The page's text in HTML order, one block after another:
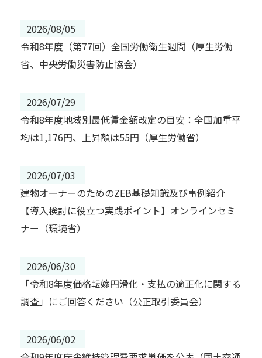
2026/08/05
令和8年度（第77回）全国労働衛生週間（厚生労働
省、中央労働災害防止協会）
2026/07/29
令和8年度地域別最低賃金額改定の目安：全国加重平
均は1,176円、上昇額は55円（厚生労働省）
2026/07/03
建物オーナーのためのZEB基礎知識及び事例紹介
【導入検討に役立つ実践ポイント】オンラインセミ
ナー（環境省）
2026/06/30
「令和8年度価格転嫁円滑化・支払の適正化に関する
調査」にご回答ください（公正取引委員会）
2026/06/02